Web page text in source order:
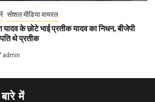
सोशल मीडिया वायरल
के छोटे भाई प्रतीक यादव का निधन, बीजेपी
थे प्रतीक
admin
में